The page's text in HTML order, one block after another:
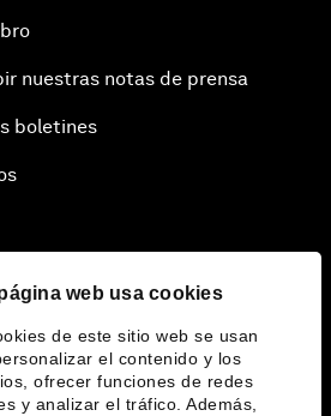
web usa cookies
de este sitio web se usan
el contenido y los
ofrecer funciones de redes
y analizar el tráfico. Además,
nuestras notas de prensa
boletines
Foro
idiomas